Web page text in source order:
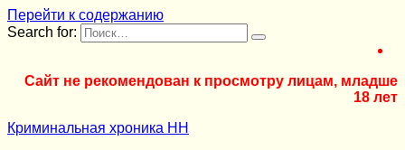
Перейти к содержанию
Search for:
Сайт не рекомендован к просмотру лицам, младше
18 лет
Криминальная хроника НН